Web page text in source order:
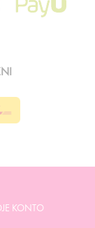
KONTO